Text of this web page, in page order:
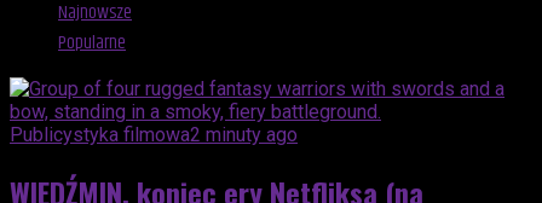
Najnowsze
Popularne
Publicystyka filmowa2 minuty ago
WIEDŹMIN, koniec ery Netfliksa (na